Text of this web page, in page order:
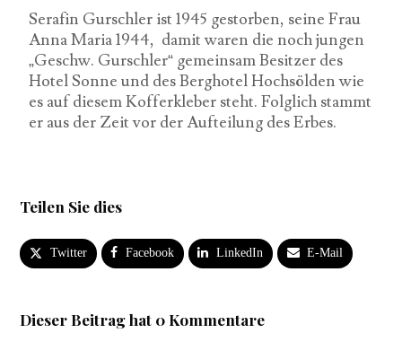
Serafin Gurschler ist 1945 gestorben, seine Frau
Anna Maria 1944, damit waren die noch jungen
„Geschw. Gurschler“ gemeinsam Besitzer des
Hotel Sonne und des Berghotel Hochsölden wie
es auf diesem Kofferkleber steht. Folglich stammt
er aus der Zeit vor der Aufteilung des Erbes.
Teilen Sie dies
Twitter Facebook LinkedIn E-Mail
Dieser Beitrag hat 0 Kommentare